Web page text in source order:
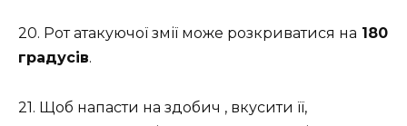
20. Рот атакуючої змії може розкриватися на 180
градусів.
21. Щоб напасти на здобич , вкусити її,